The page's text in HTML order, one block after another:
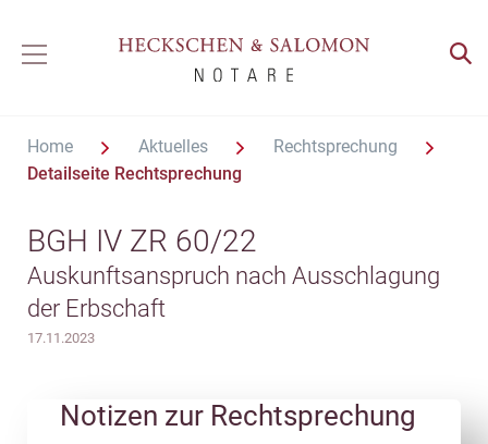
Home Aktuelles
Rechtsprechung
Detailseite Rechtsprechung
BGH IV ZR 60/22
Auskunftsanspruch nach Ausschlagung
der Erbschaft
17.11.2023
Notizen zur Rechtsprechung